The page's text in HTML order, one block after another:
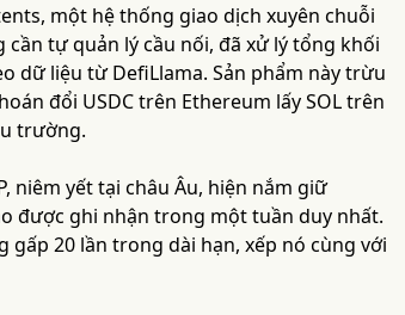
một hệ thống giao dịch xuyên chuỗi
tự quản lý cầu nối, đã xử lý tổng khối
dữ liệu từ DefiLlama. Sản phẩm này trừu
đổi USDC trên Ethereum lấy SOL trên
trường.
niêm yết tại châu Âu, hiện nắm giữ
được ghi nhận trong một tuần duy nhất.
gấp 20 lần trong dài hạn, xếp nó cùng với